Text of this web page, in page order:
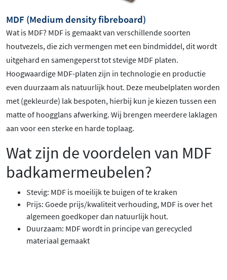
MDF (Medium density fibreboard)
Wat is MDF? MDF is gemaakt van verschillende soorten
houtvezels, die zich vermengen met een bindmiddel, dit wordt
uitgehard en samengeperst tot stevige MDF platen.
Hoogwaardige MDF-platen zijn in technologie en productie
even duurzaam als natuurlijk hout. Deze meubelplaten worden
met (gekleurde) lak bespoten, hierbij kun je kiezen tussen een
matte of hoogglans afwerking. Wij brengen meerdere laklagen
aan voor een sterke en harde toplaag.
Wat zijn de voordelen van MDF
badkamermeubelen?
Stevig: MDF is moeilijk te buigen of te kraken
Prijs: Goede prijs/kwaliteit verhouding, MDF is over het
algemeen goedkoper dan natuurlijk hout.
Duurzaam: MDF wordt in principe van gerecycled
materiaal gemaakt